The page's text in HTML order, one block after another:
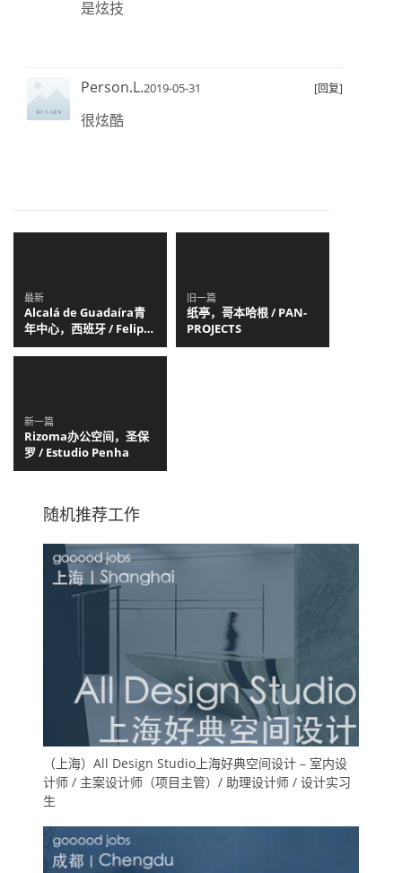
是炫技
Person.L.2019-05-31 [回复]
很炫酷
最新
Alcalá de Guadaíra青
年中心，西班牙 / Felipe
Retuerto + Dunar
Arquitectos
旧一篇
纸亭，哥本哈根 / PAN-
PROJECTS
新一篇
Rizoma办公空间，圣保
罗 / Estudio Penha
随机推荐工作
（上海）All Design Studio上海好典空间设计 – 室内设
计师 / 主案设计师（项目主管）/ 助理设计师 / 设计实习
生